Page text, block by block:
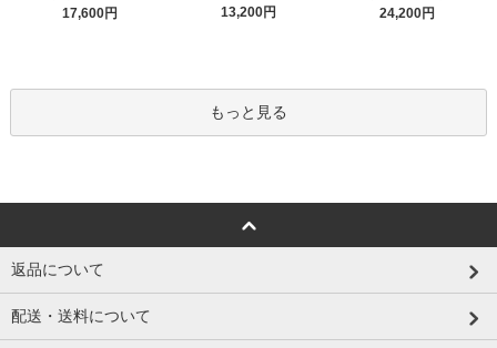
17,600円
13,200円
24,200円
もっと見る
返品について
配送・送料について